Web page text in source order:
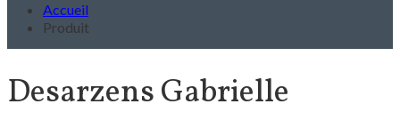
Accueil
Produit
Desarzens Gabrielle